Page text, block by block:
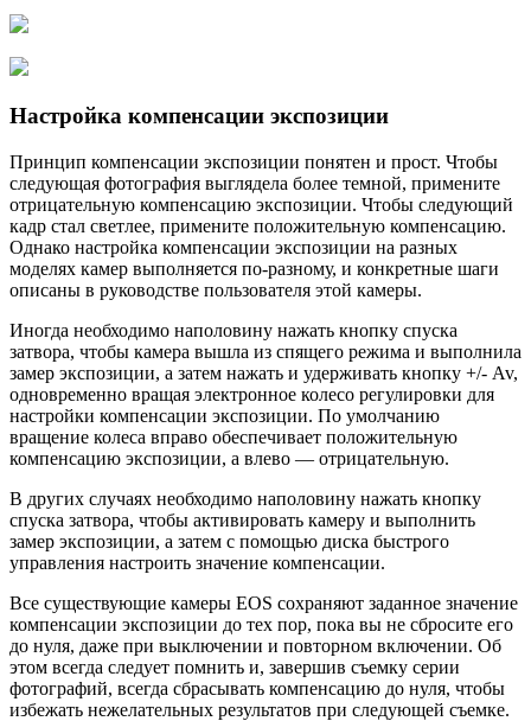
Настройка компенсации экспозиции
Принцип компенсации экспозиции понятен и прост. Чтобы
следующая фотография выглядела более темной, примените
отрицательную компенсацию экспозиции. Чтобы следующий
кадр стал светлее, примените положительную компенсацию.
Однако настройка компенсации экспозиции на разных
моделях камер выполняется по-разному, и конкретные шаги
описаны в руководстве пользователя этой камеры.
Иногда необходимо наполовину нажать кнопку спуска
затвора, чтобы камера вышла из спящего режима и выполнила
замер экспозиции, а затем нажать и удерживать кнопку +/- Av,
одновременно вращая электронное колесо регулировки для
настройки компенсации экспозиции. По умолчанию
вращение колеса вправо обеспечивает положительную
компенсацию экспозиции, а влево — отрицательную.
В других случаях необходимо наполовину нажать кнопку
спуска затвора, чтобы активировать камеру и выполнить
замер экспозиции, а затем с помощью диска быстрого
управления настроить значение компенсации.
Все существующие камеры EOS сохраняют заданное значение
компенсации экспозиции до тех пор, пока вы не сбросите его
до нуля, даже при выключении и повторном включении. Об
этом всегда следует помнить и, завершив съемку серии
фотографий, всегда сбрасывать компенсацию до нуля, чтобы
избежать нежелательных результатов при следующей съемке.